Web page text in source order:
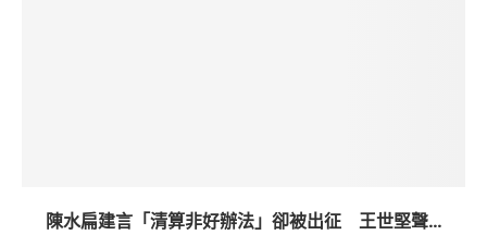
陳水扁建言「清算非好辦法」卻被出征 王世堅聲...